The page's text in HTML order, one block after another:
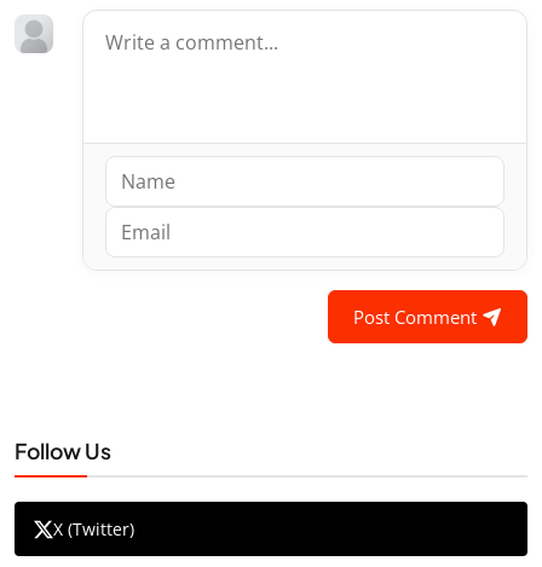
Post Comment
Follow Us
X (Twitter)